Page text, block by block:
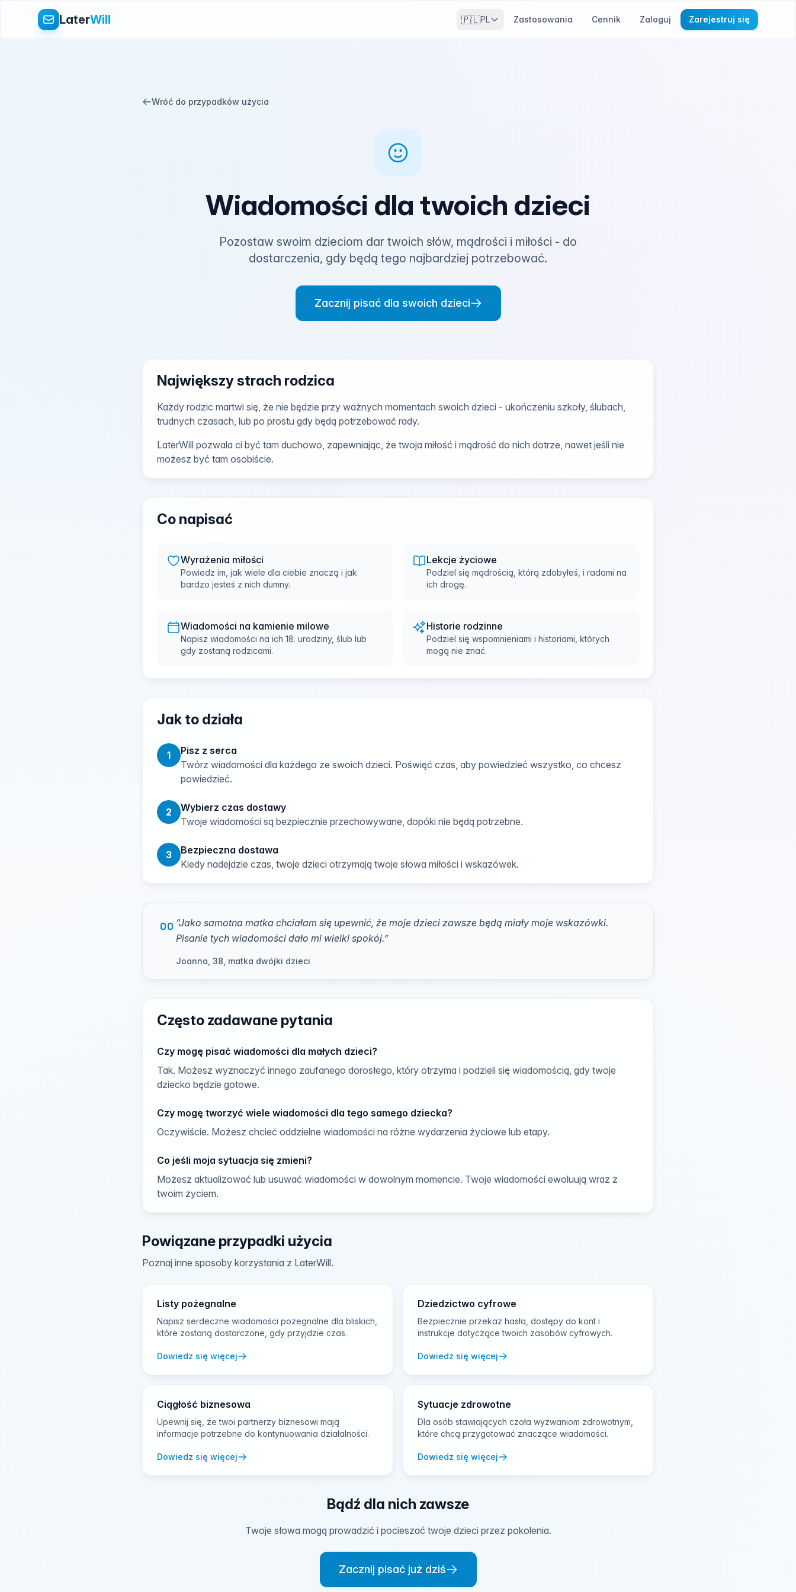
LaterWill 🇵🇱PL Zastosowania Cennik Zaloguj Zarejestruj się
Wróć do przypadków użycia
Wiadomości dla twoich dzieci
Pozostaw swoim dzieciom dar twoich słów, mądrości i miłości - do
dostarczenia, gdy będą tego najbardziej potrzebować.
Zacznij pisać dla swoich dzieci
Największy strach rodzica
Każdy rodzic martwi się, że nie będzie przy ważnych momentach swoich dzieci - ukończeniu szkoły, ślubach,
trudnych czasach, lub po prostu gdy będą potrzebować rady.
LaterWill pozwala ci być tam duchowo, zapewniając, że twoja miłość i mądrość do nich dotrze, nawet jeśli nie
możesz być tam osobiście.
Co napisać
Wyrażenia miłości
Powiedz im, jak wiele dla ciebie znaczą i jak
bardzo jesteś z nich dumny.
Lekcje życiowe
Podziel się mądrością, którą zdobyłeś, i radami na
ich drogę.
Wiadomości na kamienie milowe
Napisz wiadomości na ich 18. urodziny, ślub lub
gdy zostaną rodzicami.
Historie rodzinne
Podziel się wspomnieniami i historiami, których
mogą nie znać.
Jak to działa
1
Pisz z serca
Twórz wiadomości dla każdego ze swoich dzieci. Poświęć czas, aby powiedzieć wszystko, co chcesz
powiedzieć.
2
Wybierz czas dostawy
Twoje wiadomości są bezpiecznie przechowywane, dopóki nie będą potrzebne.
3
Bezpieczna dostawa
Kiedy nadejdzie czas, twoje dzieci otrzymają twoje słowa miłości i wskazówek.
“Jako samotna matka chciałam się upewnić, że moje dzieci zawsze będą miały moje wskazówki.
Pisanie tych wiadomości dało mi wielki spokój.”
Joanna, 38, matka dwójki dzieci
Często zadawane pytania
Czy mogę pisać wiadomości dla małych dzieci?
Tak. Możesz wyznaczyć innego zaufanego dorosłego, który otrzyma i podzieli się wiadomością, gdy twoje
dziecko będzie gotowe.
Czy mogę tworzyć wiele wiadomości dla tego samego dziecka?
Oczywiście. Możesz chcieć oddzielne wiadomości na różne wydarzenia życiowe lub etapy.
Co jeśli moja sytuacja się zmieni?
Możesz aktualizować lub usuwać wiadomości w dowolnym momencie. Twoje wiadomości ewoluują wraz z
twoim życiem.
Powiązane przypadki użycia
Poznaj inne sposoby korzystania z LaterWill.
Listy pożegnalne
Napisz serdeczne wiadomości pożegnalne dla bliskich,
które zostaną dostarczone, gdy przyjdzie czas.
Dowiedz się więcej
Dziedzictwo cyfrowe
Bezpiecznie przekaż hasła, dostępy do kont i
instrukcje dotyczące twoich zasobów cyfrowych.
Dowiedz się więcej
Ciągłość biznesowa
Upewnij się, że twoi partnerzy biznesowi mają
informacje potrzebne do kontynuowania działalności.
Dowiedz się więcej
Sytuacje zdrowotne
Dla osób stawiających czoła wyzwaniom zdrowotnym,
które chcą przygotować znaczące wiadomości.
Dowiedz się więcej
Bądź dla nich zawsze
Twoje słowa mogą prowadzić i pocieszać twoje dzieci przez pokolenia.
Zacznij pisać już dziś